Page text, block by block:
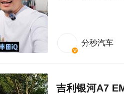
分秒汽车
吉利银河A7